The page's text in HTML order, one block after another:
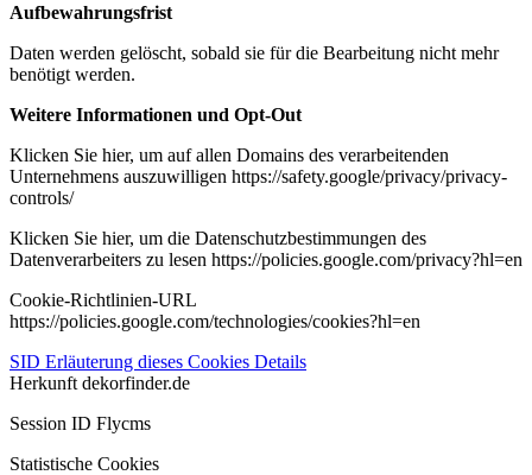
Aufbewahrungsfrist
Daten werden gelöscht, sobald sie für die Bearbeitung nicht mehr
benötigt werden.
Weitere Informationen und Opt-Out
Klicken Sie hier, um auf allen Domains des verarbeitenden
Unternehmens auszuwilligen https://safety.google/privacy/privacy-
controls/
Klicken Sie hier, um die Datenschutzbestimmungen des
Datenverarbeiters zu lesen https://policies.google.com/privacy?hl=en
Cookie-Richtlinien-URL
https://policies.google.com/technologies/cookies?hl=en
SID Erläuterung dieses Cookies Details
Herkunft dekorfinder.de
Session ID Flycms
Statistische Cookies